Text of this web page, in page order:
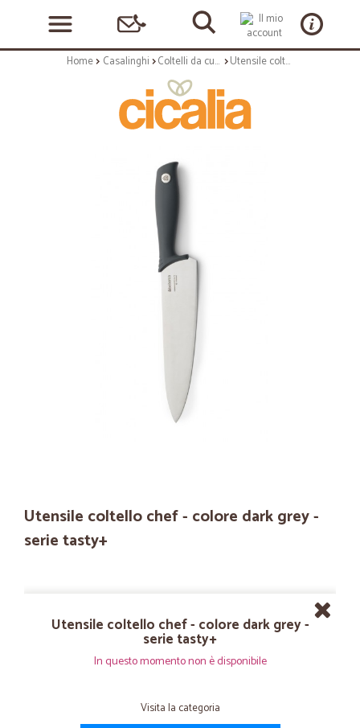
Home Casalinghi Coltelli da cucina e Taglieri Utensile coltello chef - colore dark grey - serie tasty+
Utensile coltello chef - colore dark grey -
serie tasty+
Utensile coltello chef - colore dark grey -
serie tasty+
In questo momento non è disponibile
Visita la categoria